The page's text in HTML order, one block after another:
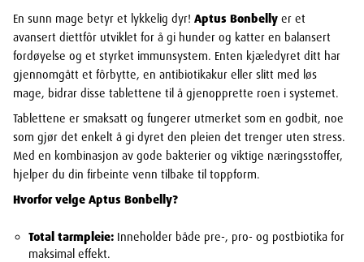
En sunn mage betyr et lykkelig dyr! Aptus Bonbelly er et
avansert diettfôr utviklet for å gi hunder og katter en balansert
fordøyelse og et styrket immunsystem. Enten kjæledyret ditt har
gjennomgått et fôrbytte, en antibiotikakur eller slitt med løs
mage, bidrar disse tablettene til å gjenopprette roen i systemet.
Tablettene er smaksatt og fungerer utmerket som en godbit, noe
som gjør det enkelt å gi dyret den pleien det trenger uten stress.
Med en kombinasjon av gode bakterier og viktige næringsstoffer,
hjelper du din firbeinte venn tilbake til toppform.
Hvorfor velge Aptus Bonbelly?
Total tarmpleie: Inneholder både pre-, pro- og postbiotika for
maksimal effekt.